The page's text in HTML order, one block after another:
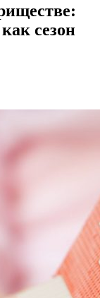
сезон